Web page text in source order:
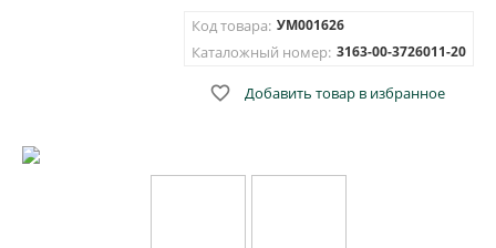
Код товара: УМ001626
Каталожный номер: 3163-00-3726011-20
 Добавить товар в избранное